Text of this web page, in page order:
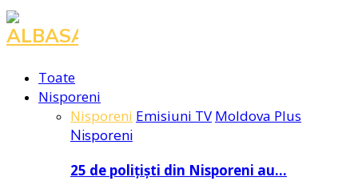
Facebook
Instagram
Youtube
Toate
Nisporeni
Nisporeni Emisiuni TV Moldova Plus
Nisporeni
25 de polițiști din Nisporeni au…